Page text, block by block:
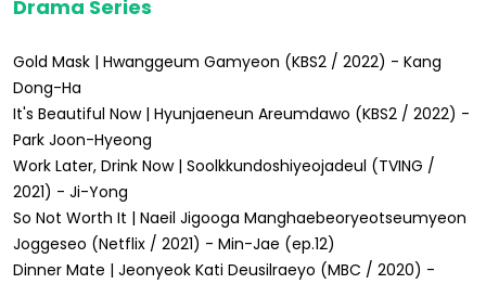
Drama Series
Gold Mask | Hwanggeum Gamyeon (KBS2 / 2022) - Kang
Dong-Ha
It's Beautiful Now | Hyunjaeneun Areumdawo (KBS2 / 2022) -
Park Joon-Hyeong
Work Later, Drink Now | Soolkkundoshiyeojadeul (TVING /
2021) - Ji-Yong
So Not Worth It | Naeil Jigooga Manghaebeoryeotseumyeon
Joggeseo (Netflix / 2021) - Min-Jae (ep.12)
Dinner Mate | Jeonyeok Kati Deusilraeyo (MBC / 2020) -